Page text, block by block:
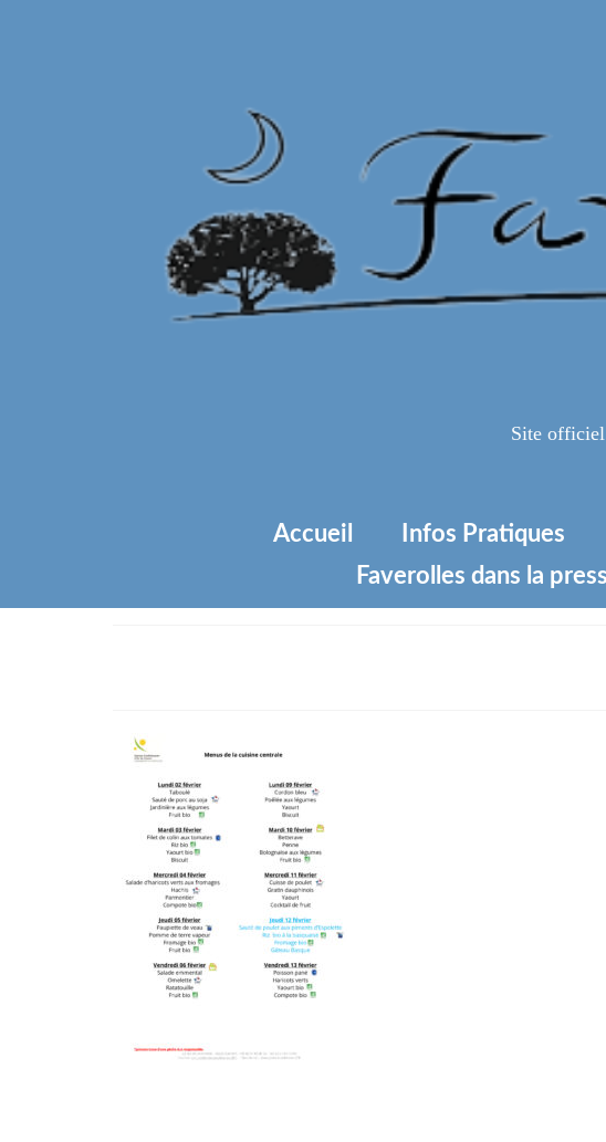
Site
Accueil Infos Pratiques
Faverolles dans la